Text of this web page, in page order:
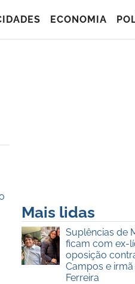
ECONOMIA
Mais lidas
Suplências de
ficam com ex-
oposição
Campos e
Ferreira